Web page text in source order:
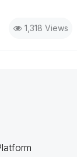
1,318 Views